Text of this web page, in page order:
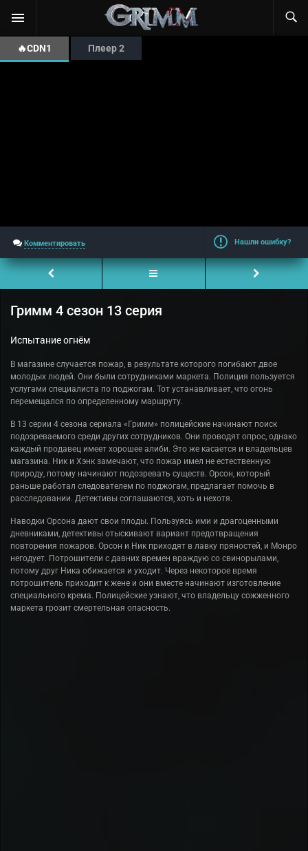
🔥CDN1 Плеер 2
Комментировать Нашли ошибку?
Гримм 4 сезон 13 серия
Испытание огнём
В магазине случается пожар, в результате которого погибают двое
молодых людей. Они были сотрудниками маркета. Полиция пользуется
услугами специалиста по поджогам. Тот устанавливает, что огонь
перемещался по определенному маршруту.
В 13 серии 4 сезона сериала «Гримм» полицейские начинают поиск
подозреваемого среди других сотрудников. Они проводят опрос, однако
каждый продавец имеет хорошее алиби. Это же касается и владельцев
магазина. Ник и Хэнк замечают, что пожар имел не естественную
природу, потому начинают подозревать существ. Орсон, который
раньше работал следователем по поджогам, предлагает помочь в
расследовании. Детективы соглашаются, хоть и нехотя.
Наводки Орсона дают свои плоды. Пользуясь ими и драгоценными
дневниками, детективы отыскивают вариант предотвращения
повторения пожаров. Орсон и Ник приходят в лавку пряностей, и Монро
негодует. Потрошители с давних времен враждую со свинорылами,
потому друг Ника обижается и уходит. Через некоторое время
потрошитель приходит к жене и они вместе начинают изготовление
специального крема. Полицейские узнают, что владельцу сожженного
маркета грозит смертельная опасность.